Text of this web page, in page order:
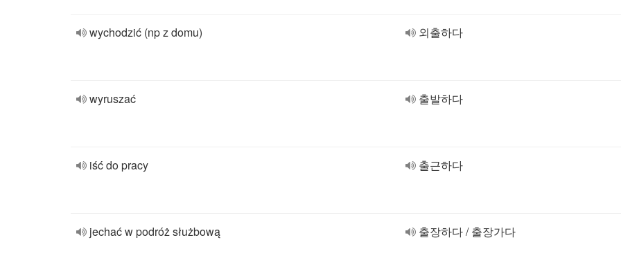
wychodzić (np z domu) 외출하다
wyruszać 출발하다
iść do pracy 출근하다
jechać w podróż służbową 출장하다 / 출장가다